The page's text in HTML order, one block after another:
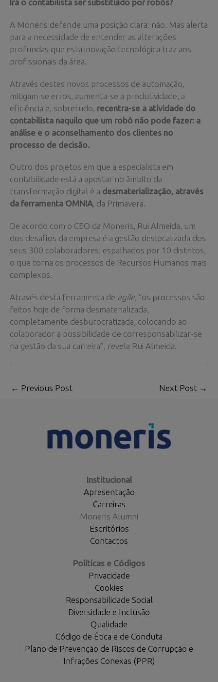
Irá o contabilista ser substituído por robôs?
A Moneris defende uma posição clara: não. Mas alerta
para a necessidade de entender as alterações
profundas que esta inovação tecnológica traz aos
profissionais da área.
Através destes novos processos de automação,
mitigam-se erros, aumenta-se a produtividade, a
eficiência e, sobretudo, recentra-se a atividade do
contabilista naquilo que um robô não pode fazer: a
análise e o aconselhamento dos clientes no
processo de decisão.
Outro dos projetos em que a especialista em
contabilidade está a apostar no âmbito da
transformação digital é a desmaterialização, através
da ferramenta OMNIA, da Primavera.
De acordo com o CEO da Moneris, Rui Almeida, um
dos desafios da empresa é a gestão deslocalizada dos
seus 300 colaboradores, espalhados por 10 distritos,
o que torna os processos de Recursos Humanos mais
complexos.
Através desta ferramenta de agile, “os processos são
feitos hoje de forma desmaterializada,
completamente desburocratizada, colocando ao
colaborador a possibilidade de corresponsabilizar-se
na gestão da sua carreira”, revela Rui Almeida.
← Previous Post Next Post →
Institucional
Apresentação
Carreiras
Moneris Alumni
Escritórios
Contactos
Políticas e Códigos
Privacidade
Cookies
Responsabilidade Social
Diversidade e Inclusão
Qualidade
Código de Ética e de Conduta
Plano de Prevenção de Riscos de Corrupção e
Infrações Conexas (PPR)